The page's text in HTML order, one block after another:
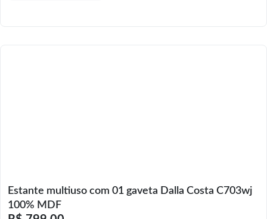
Estante multiuso com 01 gaveta Dalla Costa C703wj
100% MDF